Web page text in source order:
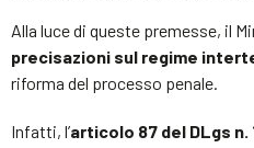
Alla luce di queste premesse, il
precisazioni sul regime
riforma del processo penale.
Infatti, l’articolo 87 del DLgs n.